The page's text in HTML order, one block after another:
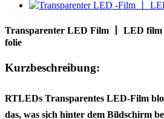
Transparenter LED Film 丨 LED
folie
Kurzbeschreibung:
RTLEDs Transparentes LED-Film
das, was sich hinter dem Bildschirm